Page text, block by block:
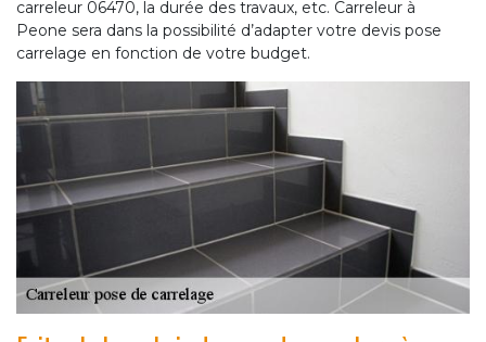
carreleur 06470, la durée des travaux, etc. Carreleur à
Peone sera dans la possibilité d’adapter votre devis pose
carrelage en fonction de votre budget.